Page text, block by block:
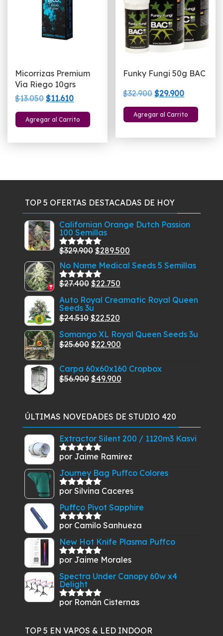
Micorrizas Premium
Vía Riego 10grs
$13.050 El
precio
original
$11.610El
precio
actual
Agregar al Carrito
Funky Fungi 50g BAC
$32.900El
precio
original
$29.900El
precio
actual
Agregar al Carrito
TOP 5 OFERTAS DESTACADAS DE HOY
Californian Orange Dutch Passion
100 Semillas
Valorado
5
$329.900 El
precio
original
era:
$329.900.
$289.500
precio
$289.500.
No Name Medical Seeds 5 Semillas
Valorado
5
$27.400 El
precio
original
era:
$27.400.
$22.750
precio
$22.750.
Auto Royal Creamatic Royal Queen
Seeds 3u
$24.510 El
precio
original
$24.510.
$22.520
precio
actual
$22.520.
Somango XL Royal Queen Seeds 3u
$25.600 El
original
era:
$22.900
actual
es:
Carpa 60x60x160 Cropbox
$56.900 El
era:
$56.900.
$49.900
es:
$49.900.
ÚLTIMAS NOVEDADES DE STUDIO 420
Extractor Silent 200 / 1120m3 Kasvi
Valorado
por Jaime Ramirez
Journey Bag Puffco Colores
Valorado
por Silvina Caceres
Puffco Pivot Sapphire
Valorado
por Camilo Sanhueza
New Hot Knife Plasma Puffco
Valorado
por Jaime Morales
Spectra Under Canopy 60w x4
Delight
Valorado
por Román Cisternas
TOP 5 EN VAPOS & LED INDOOR